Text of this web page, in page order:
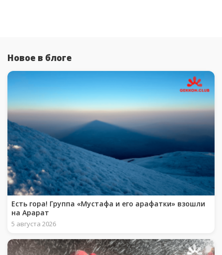
Новое в блоге
Есть гора! Группа «Мустафа и его арафатки» взошли
на Арарат
5 августа 2026